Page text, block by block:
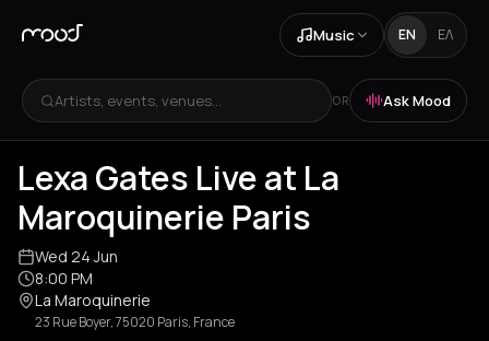
Music EN ΕΛ
Artists, events, venues... OR Ask Mood
Lexa Gates Live at La
Maroquinerie Paris
Wed 24 Jun
8:00 PM
La Maroquinerie
23 Rue Boyer, 75020 Paris, France